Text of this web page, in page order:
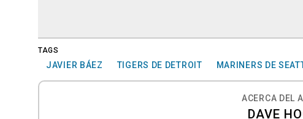
TAGS
JAVIER BÁEZ TIGERS DE DETROIT MARINERS DE
ACERCA DEL
DAVE